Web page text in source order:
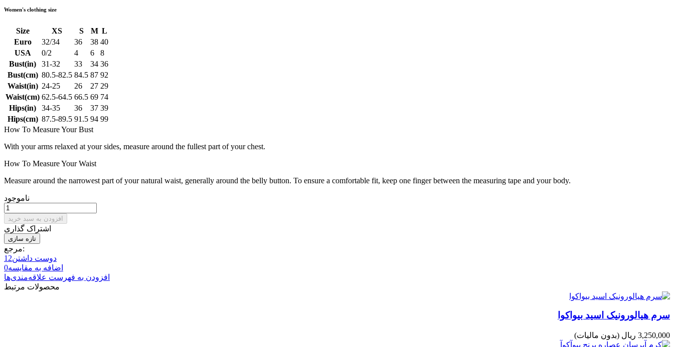
Women's clothing size
Size XS S M L
Euro
32/34 36 38 40
USA
0/2 4 6
8
Bust(in)
31-32 33 34 36
Bust(cm) 80.5-82.5 84.5 87 92
Waist(in) 24-25 26 27 29
Waist(cm) 62.5-64.5 66.5 69 74
Hips(in)
34-35 36 37 39
Hips(cm) 87.5-89.5 91.5 94 99
How To Measure Your Bust
With your arms relaxed at your sides, measure around the fullest part of your chest.
How To Measure Your Waist
Measure around the narrowest part of your natural waist, generally around the belly button. To ensure a comfortable fit, keep one finger between the measuring tape and your body.
ناموجود
افزودن به سبد خرید
اشتراک گذاری
مرجع:
دوست داشتن12
اضافه به مقایسه0
افزودن به فهرست علاقه‌مندی‌ها
محصولات مرتبط
سرم هیالورونیک اسید بیواکوا
3,250,000 ریال (بدون مالیات)